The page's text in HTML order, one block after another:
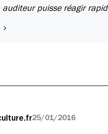
auditeur puisse réagir
25/01/2016